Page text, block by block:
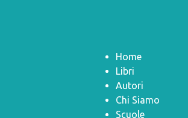
Home
Libri
Autori
Chi Siamo
Scuole